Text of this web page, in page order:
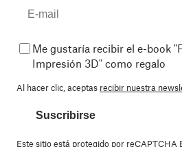
Me gustaría recibir el e-book
Impresión 3D" como regalo
Al hacer clic, aceptas recibir nuestra
Suscribirse
Este sitio está protegido por reCAPTCHA